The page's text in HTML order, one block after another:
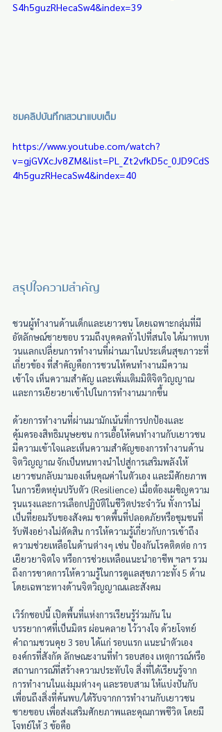
S4h5guzRHecaSw4&index=39
ชมคลิปบันทึกเสวนาแบบเต็ม
https://www.youtube.com/watch?
v=gjGVXcJv8ZM&list=PL_Zt2vfkD5c_0JD9CdS
4h5guzRHecaSw4&index=40
สรุปใจความสำคัญ
ชวนผู้ทำงานด้านเด็กและเยาวชน โดยเฉพาะกลุ่มที่มี
อัตลักษณ์ชายขอบ รวมถึงบุคคลทั่วไปที่สนใจ ได้มาทบท
วนแลกเปลี่ยนการทำงานที่ผ่านมาในประเด็นสุขภาวะที่
เกี่ยวข้อง ที่สำคัญคือการชวนให้คนทำงานมีความ
เข้าใจ เห็นความสำคัญ และเพิ่มเติมมิติจิตวิญญาณ
และการเยียวยาเข้าไปในการทำงานมากขึ้น
ด้วยการทำงานที่ผ่านมามักเน้นที่การปกป้องและ
คุ้มครองสิทธิมนุษยชน การเอื้อให้คนทำงานกับเยาวชน
มีความเข้าใจและเห็นความสำคัญของการทำงานด้าน
จิตวิญญาณ จักเป็นหนทางนำไปสู่การเสริมพลังให้
เยาวชนกลับมามองเห็นคุณค่าในตัวเอง และมีศักยภาพ
ในการยืดหยุ่นปรับตัว (Resilience) เมื่อต้องเผชิญความ
รุนแรงและการเลือกปฏิบัติในชีวิตประจำวัน ทั้งการไม่
เป็นที่ยอมรับของสังคม ขาดพื้นที่ปลอดภัยหรือชุมชนที่
รับฟังอย่างไม่ตัดสิน การให้ความรู้เกี่ยวกับการเข้าถึง
ความช่วยเหลือในด้านต่างๆ เช่น ป้องกันโรคติดต่อ การ
เยียวยาจิตใจ หรือการช่วยเหลือแนะนำอาชีพ ฯลฯ รวม
ถึงการขาดการให้ความรู้ในการดูแลสุขภาวะทั้ง 5 ด้าน
โดยเฉพาะทางด้านจิตวิญญาณและสังคม
เวิร์กชอปนี้ เปิดพื้นที่แห่งการเรียนรู้ร่วมกัน ใน
บรรยากาศที่เป็นมิตร ผ่อนคลาย ไว้วางใจ ด้วยโจทย์
คำถามชวนคุย 3 รอบ ได้แก่ รอบแรก แนะนำตัวเอง
องค์กรที่สังกัด ลักษณะงานที่ทำ รอบสอง เหตุการณ์หรือ
สถานการณ์ที่สร้างความประทับใจ สิ่งที่ได้เรียนรู้จาก
การทำงานในแง่มุมต่างๆ และรอบสาม ให้แบ่งปันกับ
เพื่อนถึงสิ่งที่ค้นพบ/ได้รับจากการทำงานกับเยาวชน
ชายขอบ เพื่อส่งเสริมศักยภาพและคุณภาพชีวิต โดยมี
โจทย์ให้ 3 ข้อคือ